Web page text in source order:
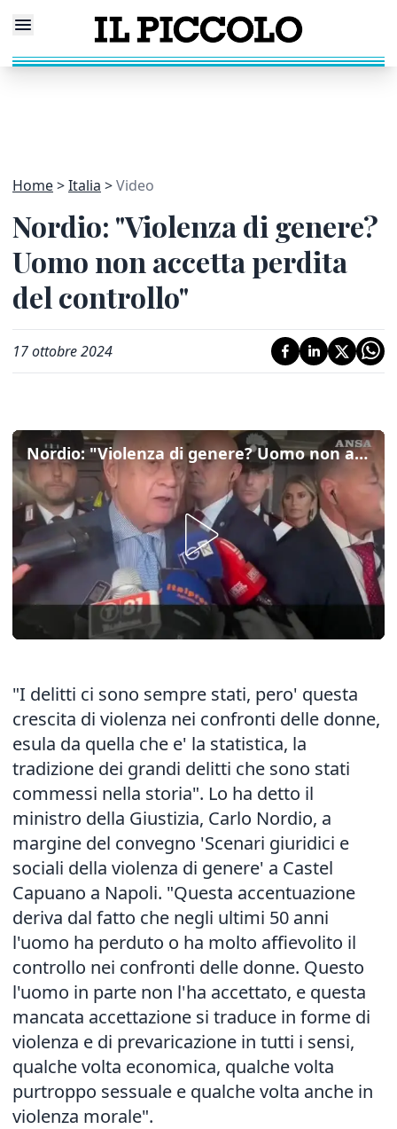
Home Italia Video
Nordio: "Violenza di genere?
Uomo non accetta perdita
del controllo"
17 ottobre 2024
Nordio: "Violenza di genere? Uomo non accetta perdita del controllo"
"I delitti ci sono sempre stati, pero' questa
crescita di violenza nei confronti delle donne,
esula da quella che e' la statistica, la
tradizione dei grandi delitti che sono stati
commessi nella storia". Lo ha detto il
ministro della Giustizia, Carlo Nordio, a
margine del convegno 'Scenari giuridici e
sociali della violenza di genere' a Castel
Capuano a Napoli. "Questa accentuazione
deriva dal fatto che negli ultimi 50 anni
l'uomo ha perduto o ha molto affievolito il
controllo nei confronti delle donne. Questo
l'uomo in parte non l'ha accettato, e questa
mancata accettazione si traduce in forme di
violenza e di prevaricazione in tutti i sensi,
qualche volta economica, qualche volta
purtroppo sessuale e qualche volta anche in
violenza morale".